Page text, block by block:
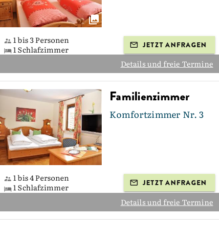
1 bis 3 Personen
1 Schlafzimmer
JETZT ANFRAGEN
Details und freie Termine
Familienzimmer
Komfortzimmer Nr. 3
1 bis 4 Personen
1 Schlafzimmer
JETZT ANFRAGEN
Details und freie Termine